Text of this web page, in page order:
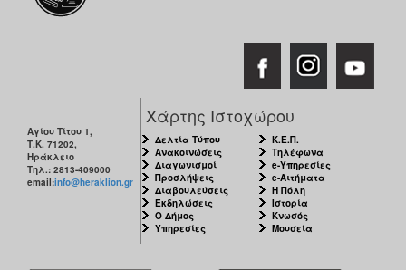
ΠΟΛΙΤΙΣΜΟΣ
Αγίου Τίτου 1,
Τ.Κ. 71202,
Ηράκλειο
Τηλ.: 2813-409000
email:info@heraklion.gr
Χάρτης Ιστοχώρου
Δελτία Τύπου
Ανακοινώσεις
Διαγωνισμοί
Προσλήψεις
Διαβουλεύσεις
Εκδηλώσεις
Ο Δήμος
Υπηρεσίες
Κ.Ε.Π.
Τηλέφωνα
e-Υπηρεσίες
e-Αιτήματα
Η Πόλη
Ιστορία
Κνωσός
Μουσεία